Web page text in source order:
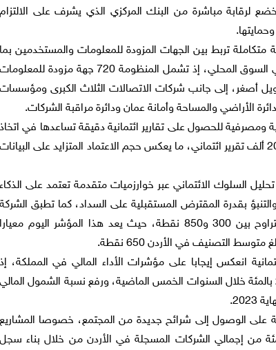
الائتمانية رقم (15) لسنة 2010، وتخضع لرقابة مباشرة من البنك المركزي الذي يشرف على الالتزام
تربط بين الجهات المزودة للمعلومات والمستخدمين بما
يعزز الشفافية ويخفض من المخاطر الائتمانية في السوق المحلي، إذ تشمل المنظومة 720 جهة مزودة للمعلومات
تجاريا وإسلاميا و 29 شركة تمويل أصغر، إلى جانب شركات الاتصالات الثلاث الكبرى ومؤسسات
الأراضي والمساحة وأمانة عمان ودائرة مراقبة الشركات.
أكثر من 120 مؤسسة مالية ومصرفية للحصول على تقارير ائتمانية دقيقة تساعدها في اتخاذ
قرارات التمويل، حيث تصدر الشركة شهريا نحو 200 ألف تقرير ائتماني، ما يعكس حجم الاعتماد المتزايد على البيانات
السلوك الائتماني عبر خوارزميات متقدمة تعتمد على الذكاء
بقدرة المقترض المستقبلية على السداد، كما تطبق الشركة
نظام تقييم رقمي يمنح العملاء درجة ائتمانية تتراوح بين 300 و850 نقطة، حيث يعد هذا المؤشر اليوم معيارا
التصنيف في الأردن 650 نقطة.
انعكس إيجابا على مؤشرات الأداء المالي في المملكة، إذ
ساهم في خفض معدلات التعثر بنسبة تقارب 20 بالمئة خلال السنوات الخمس الماضية، ورفع نسبة الشمول المالي
على الوصول إلى شرائح جديدة من المجتمع، خصوصا المشاريع
والمتوسطة التي تمثل أكثر من 95 بالمئة من إجمالي الشركات المسجلة في الأردن من خلال بناء سجل